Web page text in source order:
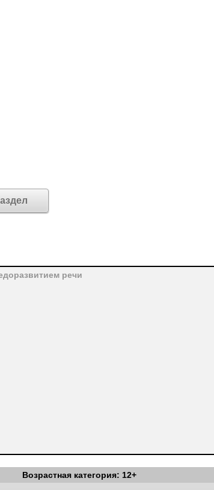
речи
познавательной
Возрастная категория: 12+